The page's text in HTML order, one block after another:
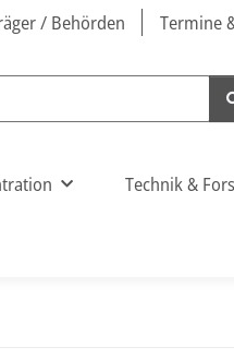
/ Behörden Termine
Technik &